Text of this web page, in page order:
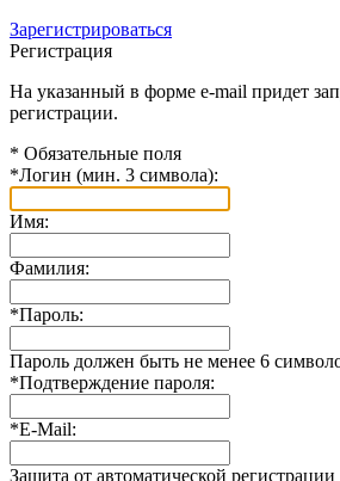
Зарегистрироваться
Регистрация
На указанный в форме e-mail придет
регистрации.
* Обязательные поля
*Логин (мин. 3 символа):
Имя:
Фамилия:
*Пароль:
Пароль должен быть не менее 6
*Подтверждение пароля:
*E-Mail:
Защита от автоматической регистрации